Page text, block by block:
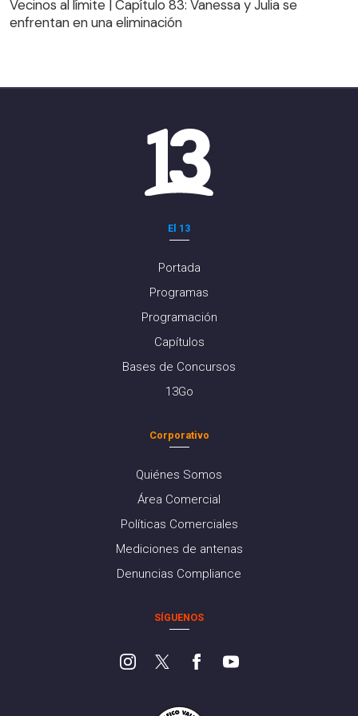
Vecinos al límite | Capítulo 83: Vanessa y Julia se
enfrentan en una eliminación
El 13
Portada
Programas
Programación
Capítulos
Bases de Concursos
13Go
Corporativo
Quiénes Somos
Área Comercial
Políticas Comerciales
Mediciones de antenas
Denuncias Compliance
SÍGUENOS